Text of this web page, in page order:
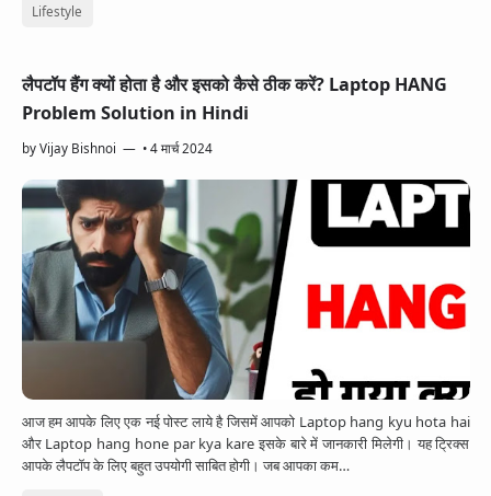
Lifestyle
लैपटॉप हैंग क्यों होता है और इसको कैसे ठीक करें? Laptop HANG
Problem Solution in Hindi
byVijay Bishnoi •4 मार्च 2024
आज हम आपके लिए एक नई पोस्ट लाये है जिसमें आपको Laptop hang kyu hota hai
और Laptop hang hone par kya kare इसके बारे में जानकारी मिलेगी। यह ट्रिक्स
आपके लैपटॉप के लिए बहुत उपयोगी साबित होगी। जब आपका कम…